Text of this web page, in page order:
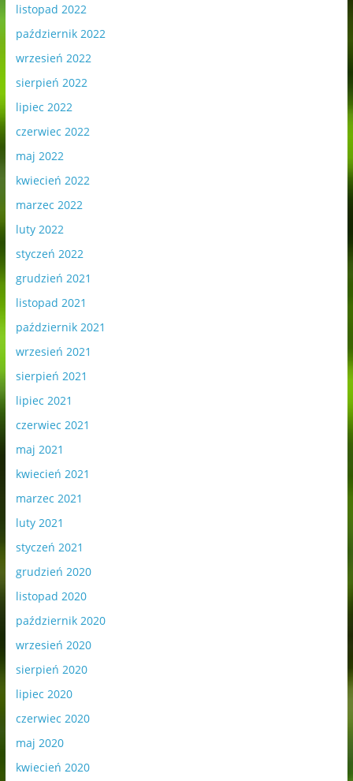
listopad 2022
październik 2022
wrzesień 2022
sierpień 2022
lipiec 2022
czerwiec 2022
maj 2022
kwiecień 2022
marzec 2022
luty 2022
styczeń 2022
grudzień 2021
listopad 2021
październik 2021
wrzesień 2021
sierpień 2021
lipiec 2021
czerwiec 2021
maj 2021
kwiecień 2021
marzec 2021
luty 2021
styczeń 2021
grudzień 2020
listopad 2020
październik 2020
wrzesień 2020
sierpień 2020
lipiec 2020
czerwiec 2020
maj 2020
kwiecień 2020